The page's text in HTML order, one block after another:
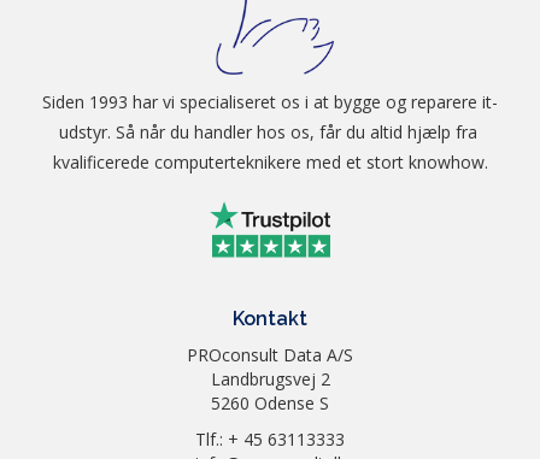
Siden 1993 har vi specialiseret os i at bygge og reparere it-
udstyr. Så når du handler hos os, får du altid hjælp fra
kvalificerede computerteknikere med et stort knowhow.
Kontakt
PROconsult Data A/S
Landbrugsvej 2
5260 Odense S
Tlf.: + 45 63113333